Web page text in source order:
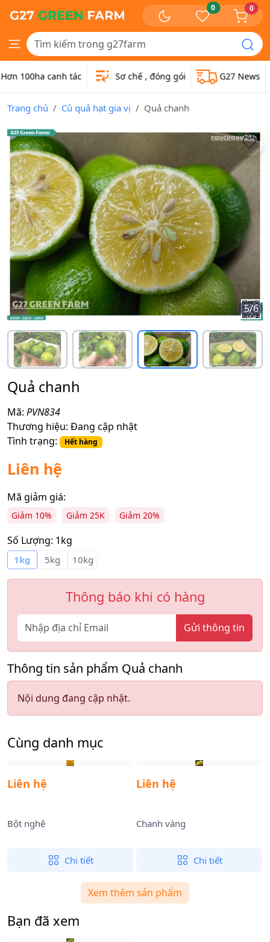
0 0
100ha canh tác Sơ chế , đóng gói G27 News
Trang chủ Củ quả hạt gia vị Quả chanh
5/6
Quả chanh
Mã: PVN834
Thương hiệu: Đang cập nhật
Tình trạng:
Hết hàng
Liên hệ
Mã giảm giá:
Giảm 10% Giảm 25K Giảm 20%
Số Lượng: 1kg
1kg 5kg 10kg
Thông báo khi có hàng
Gửi thông tin
Thông tin sản phẩm Quả chanh
Nội dung đang cập nhật.
Cùng danh mục
Liên hệ
Bột nghệ
Chi tiết
Liên hệ
Chanh vàng
Chi tiết
Xem thêm sản phẩm
Bạn đã xem